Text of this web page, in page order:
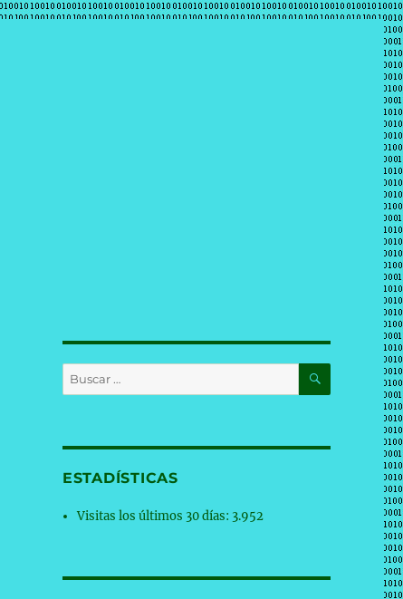
Buscar
por:
BUSCAR
ESTADÍSTICAS
Visitas los últimos 30 días: 3.952